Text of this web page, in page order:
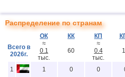
Распределение по странам
ОК КК КП
Всего в
2026г.
≈
0.1
тыс.
60
≈
0.4
тыс.
1
1 0 0